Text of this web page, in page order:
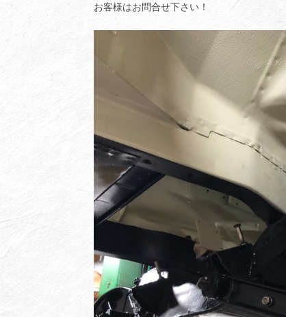
お客様はお問合せ下さい！